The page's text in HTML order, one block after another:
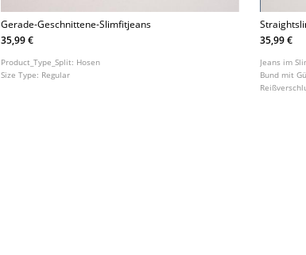
Gerade-Geschnittene-Slimfitjeans
35,99 €
Product_Type_Split: Hosen
Size Type: Regular
35,99 €
Jeans im
Bund mit